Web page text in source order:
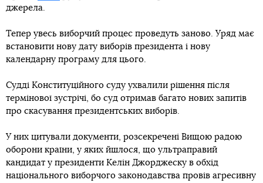
джерела.
Тепер увесь виборчий процес проведуть заново. Уряд має
встановити нову дату виборів президента і нову
календарну програму для цього.
Судді Конституційного суду ухвалили рішення після
термінової зустрічі, бо суд отримав багато нових запитів
про скасування президентських виборів.
У них цитували документи, розсекречені Вищою радою
оборони країни, у яких йшлося, що ультраправий
кандидат у президенти Келін Джорджеску в обхід
національного виборчого законодавства провів агресивну